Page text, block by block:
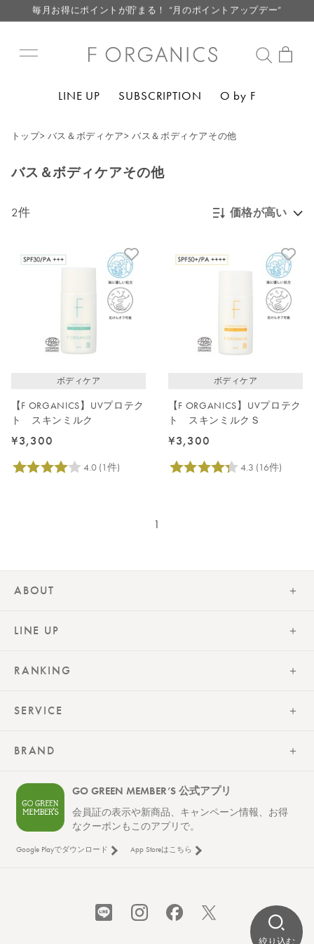
毎月お得にポイントが貯まる！ “月のポイントアップデー”
【重要】F ORGANICS Websiteの統合に関するお知らせ
毎月お得にポイントが貯まる！ “月のポイントアップデー”
LINE UP SUBSCRIPTION O by F
トップ> バス＆ボディケア>バス＆ボディケアその他
バス＆ボディケアその他
2件 価格が高い
レビューが多い順
ボディケア
【F ORGANICS】UVプロテク
ト スキンミルク
¥3,300
ボディケア
【F ORGANICS】UVプロテク
ト スキンミルクＳ
¥3,300
1
ABOUT
LINE UP
RANKING
SERVICE
BRAND
GO GREEN MEMBER’S 公式アプリ
会員証の表示や新商品、キャンペーン情報、お得
なクーポンもこのアプリで。
Google Playでダウンロード App Storeはこちら